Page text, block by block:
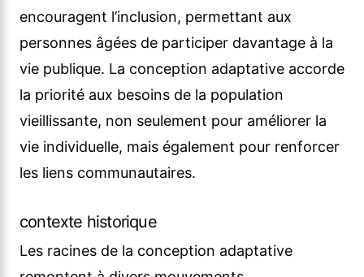
encouragent l’inclusion, permettant aux
personnes âgées de participer davantage à la
vie publique. La conception adaptative accorde
la priorité aux besoins de la population
vieillissante, non seulement pour améliorer la
vie individuelle, mais également pour renforcer
les liens communautaires.
contexte historique
Les racines de la conception adaptative